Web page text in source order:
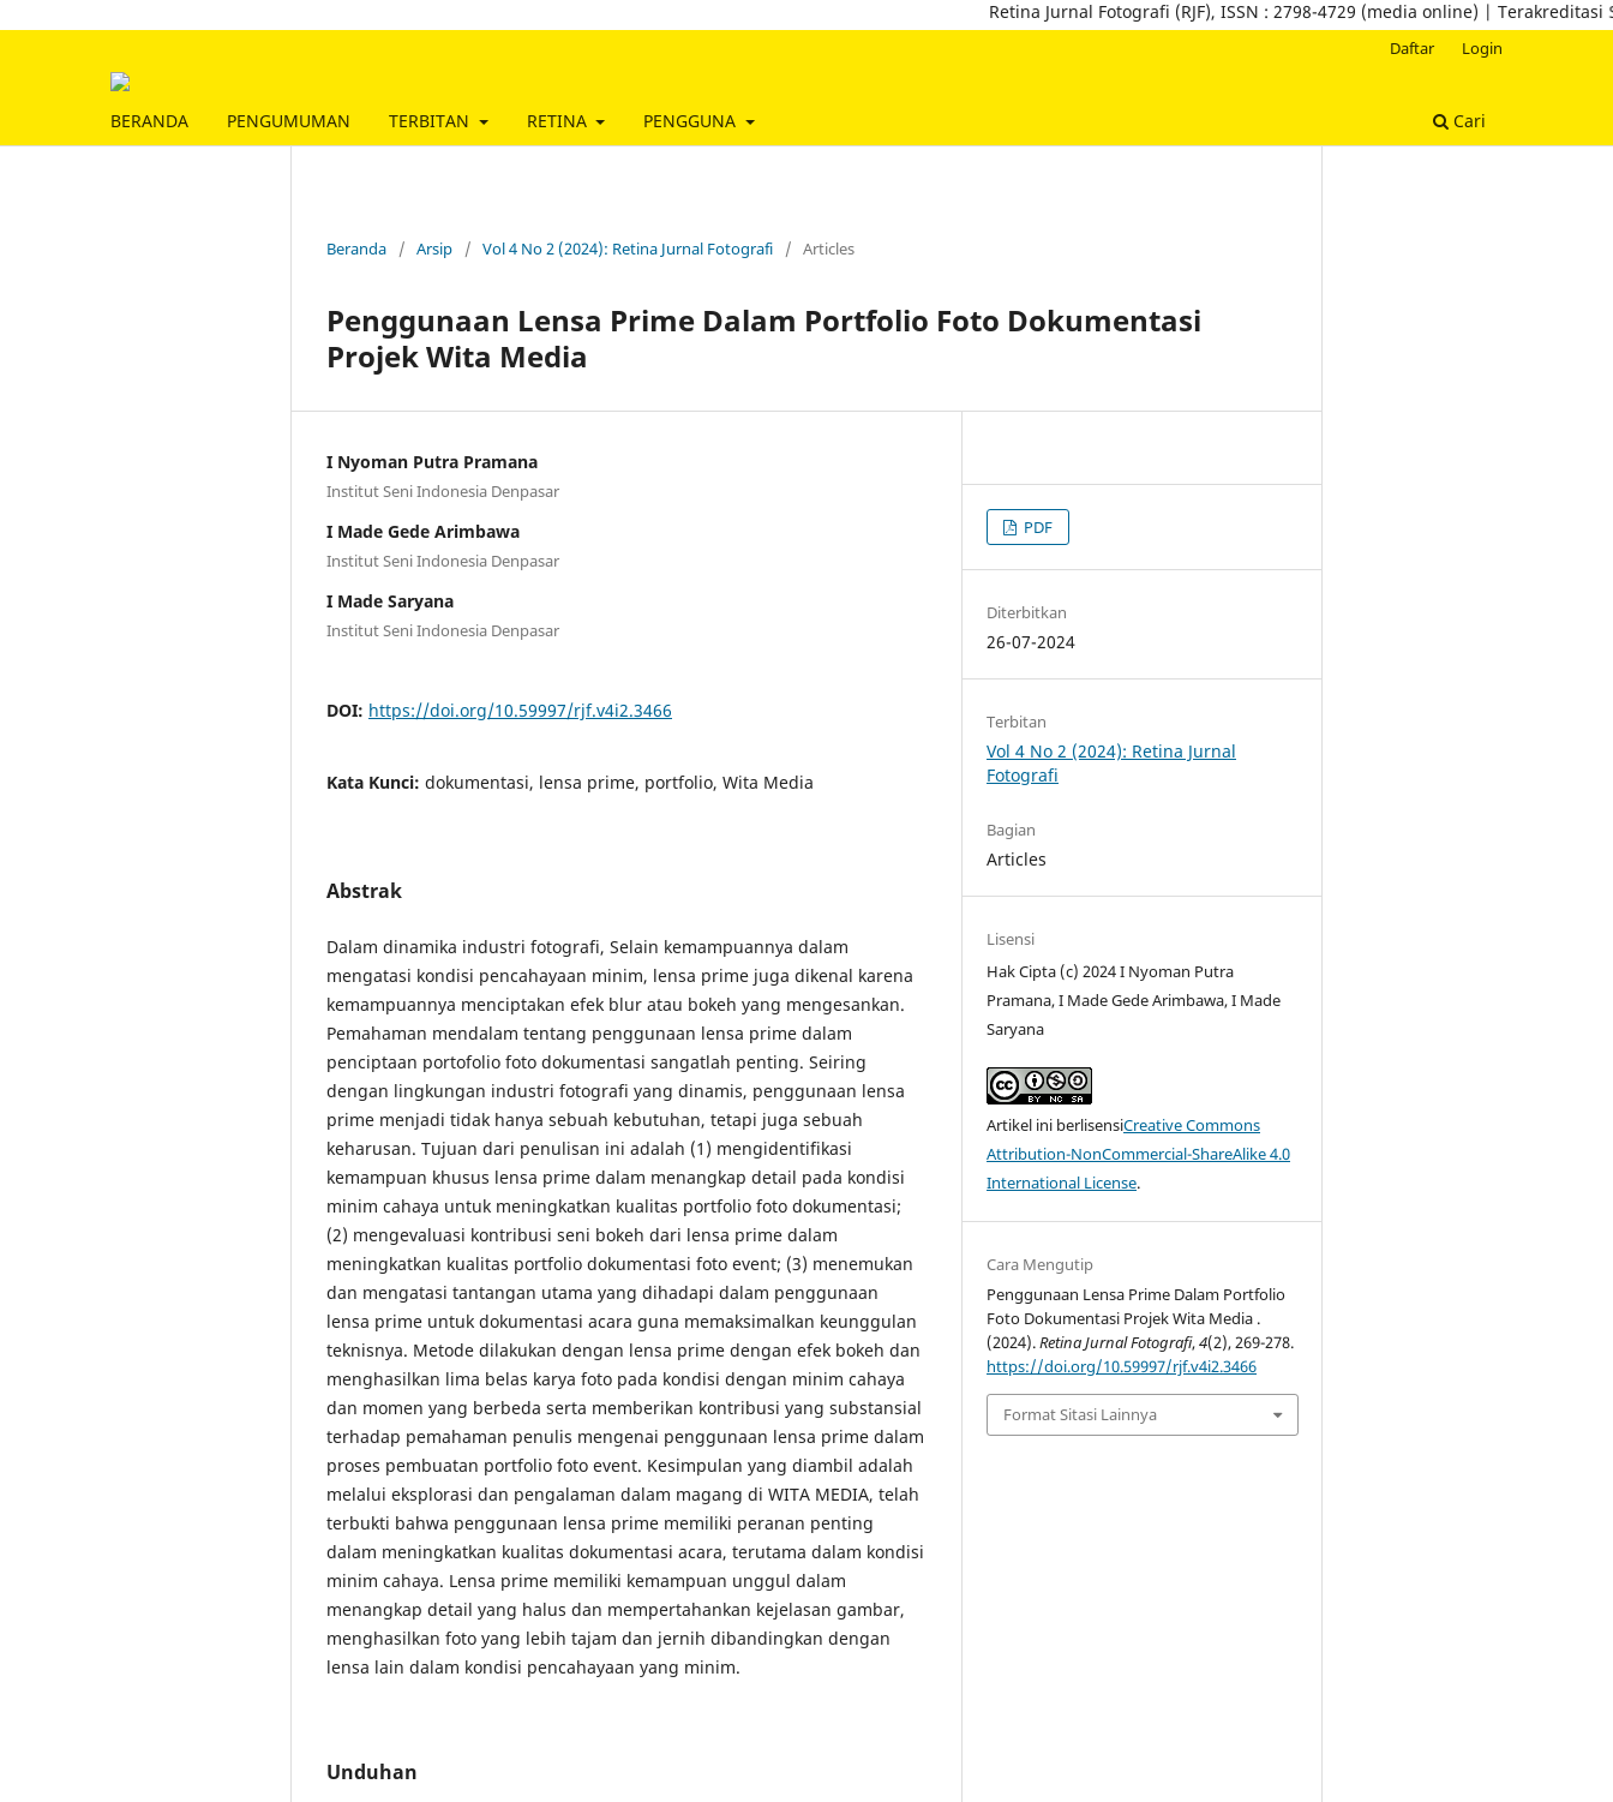
Retina Jurnal Fotografi (RJF), ISSN : 2798-4729 (media online) | Terakreditasi SINTA 5
BERANDA PENGUMUMAN TERBITAN RETINA PENGGUNA Cari
Daftar Login
Beranda / Arsip / Vol 4 No 2 (2024): Retina Jurnal Fotografi / Articles
Penggunaan Lensa Prime Dalam Portfolio Foto Dokumentasi
Projek Wita Media
I Nyoman Putra Pramana
Institut Seni Indonesia Denpasar
I Made Gede Arimbawa
Institut Seni Indonesia Denpasar
I Made Saryana
Institut Seni Indonesia Denpasar
DOI: https://doi.org/10.59997/rjf.v4i2.3466
Kata Kunci: dokumentasi, lensa prime, portfolio, Wita Media
Abstrak
Dalam dinamika industri fotografi, Selain kemampuannya dalam
mengatasi kondisi pencahayaan minim, lensa prime juga dikenal karena
kemampuannya menciptakan efek blur atau bokeh yang mengesankan.
Pemahaman mendalam tentang penggunaan lensa prime dalam
penciptaan portofolio foto dokumentasi sangatlah penting. Seiring
dengan lingkungan industri fotografi yang dinamis, penggunaan lensa
prime menjadi tidak hanya sebuah kebutuhan, tetapi juga sebuah
keharusan. Tujuan dari penulisan ini adalah (1) mengidentifikasi
kemampuan khusus lensa prime dalam menangkap detail pada kondisi
minim cahaya untuk meningkatkan kualitas portfolio foto dokumentasi;
(2) mengevaluasi kontribusi seni bokeh dari lensa prime dalam
meningkatkan kualitas portfolio dokumentasi foto event; (3) menemukan
dan mengatasi tantangan utama yang dihadapi dalam penggunaan
lensa prime untuk dokumentasi acara guna memaksimalkan keunggulan
teknisnya. Metode dilakukan dengan lensa prime dengan efek bokeh dan
menghasilkan lima belas karya foto pada kondisi dengan minim cahaya
dan momen yang berbeda serta memberikan kontribusi yang substansial
terhadap pemahaman penulis mengenai penggunaan lensa prime dalam
proses pembuatan portfolio foto event. Kesimpulan yang diambil adalah
melalui eksplorasi dan pengalaman dalam magang di WITA MEDIA, telah
terbukti bahwa penggunaan lensa prime memiliki peranan penting
dalam meningkatkan kualitas dokumentasi acara, terutama dalam kondisi
minim cahaya. Lensa prime memiliki kemampuan unggul dalam
menangkap detail yang halus dan mempertahankan kejelasan gambar,
menghasilkan foto yang lebih tajam dan jernih dibandingkan dengan
lensa lain dalam kondisi pencahayaan yang minim.
Unduhan
PDF
Diterbitkan
26-07-2024
Terbitan
Vol 4 No 2 (2024): Retina Jurnal
Fotografi
Bagian
Articles
Lisensi
Hak Cipta (c) 2024 I Nyoman Putra
Pramana, I Made Gede Arimbawa, I Made
Saryana
Artikel ini berlisensiCreative Commons
Attribution-NonCommercial-ShareAlike 4.0
International License.
Cara Mengutip
Penggunaan Lensa Prime Dalam Portfolio
Foto Dokumentasi Projek Wita Media .
(2024).Retina Jurnal Fotografi,4(2), 269-278.
https://doi.org/10.59997/rjf.v4i2.3466
Format Sitasi Lainnya